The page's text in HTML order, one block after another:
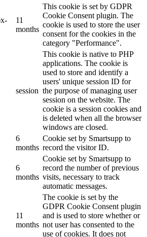
11
months
This cookie is set by GDPR
Cookie Consent plugin. The
cookie is used to store the user
consent for the cookies in the
category "Performance".
session
This cookie is native to PHP
applications. The cookie is
used to store and identify a
users' unique session ID for
the purpose of managing user
session on the website. The
cookie is a session cookies and
is deleted when all the browser
windows are closed.
6
months
Cookie set by Smartsupp to
record the visitor ID.
6
months
Cookie set by Smartsupp to
record the number of previous
visits, necessary to track
automatic messages.
11
months
The cookie is set by the
GDPR Cookie Consent plugin
and is used to store whether or
not user has consented to the
use of cookies. It does not